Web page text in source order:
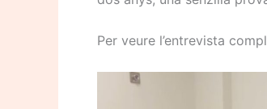
Per veure l’entrevista